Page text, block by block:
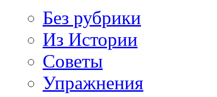
Без рубрики
Из Истории
Советы
Упражнения